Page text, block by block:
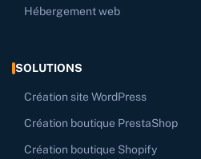
Hébergement web
SOLUTIONS
Création site WordPress
Création boutique PrestaShop
Création boutique Shopify